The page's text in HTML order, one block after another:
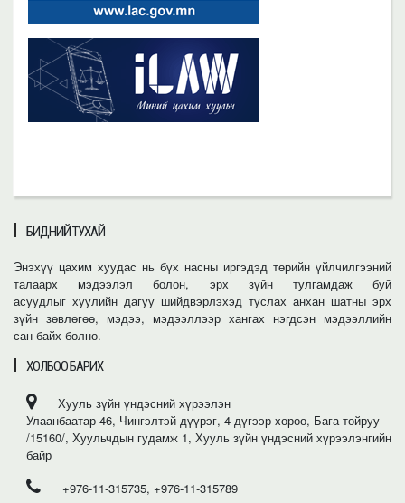
БИДНИЙ ТУХАЙ
Энэхүү цахим хуудас нь бүх насны иргэдэд төрийн үйлчилгээний
талаарх мэдээлэл болон, эрх зүйн тулгамдаж буй
асуудлыг хуулийн дагуу шийдвэрлэхэд туслах анхан шатны эрх
зүйн зөвлөгөө, мэдээ, мэдээллээр хангах нэгдсэн мэдээллийн
сан байх болно.
ХОЛБОО БАРИХ
Хууль зүйн үндэсний хүрээлэн
Улаанбаатар-46, Чингэлтэй дүүрэг, 4 дүгээр хороо, Бага тойруу
/15160/, Хуульчдын гудамж 1, Хууль зүйн үндэсний хүрээлэнгийн
байр
+976-11-315735, +976-11-315789